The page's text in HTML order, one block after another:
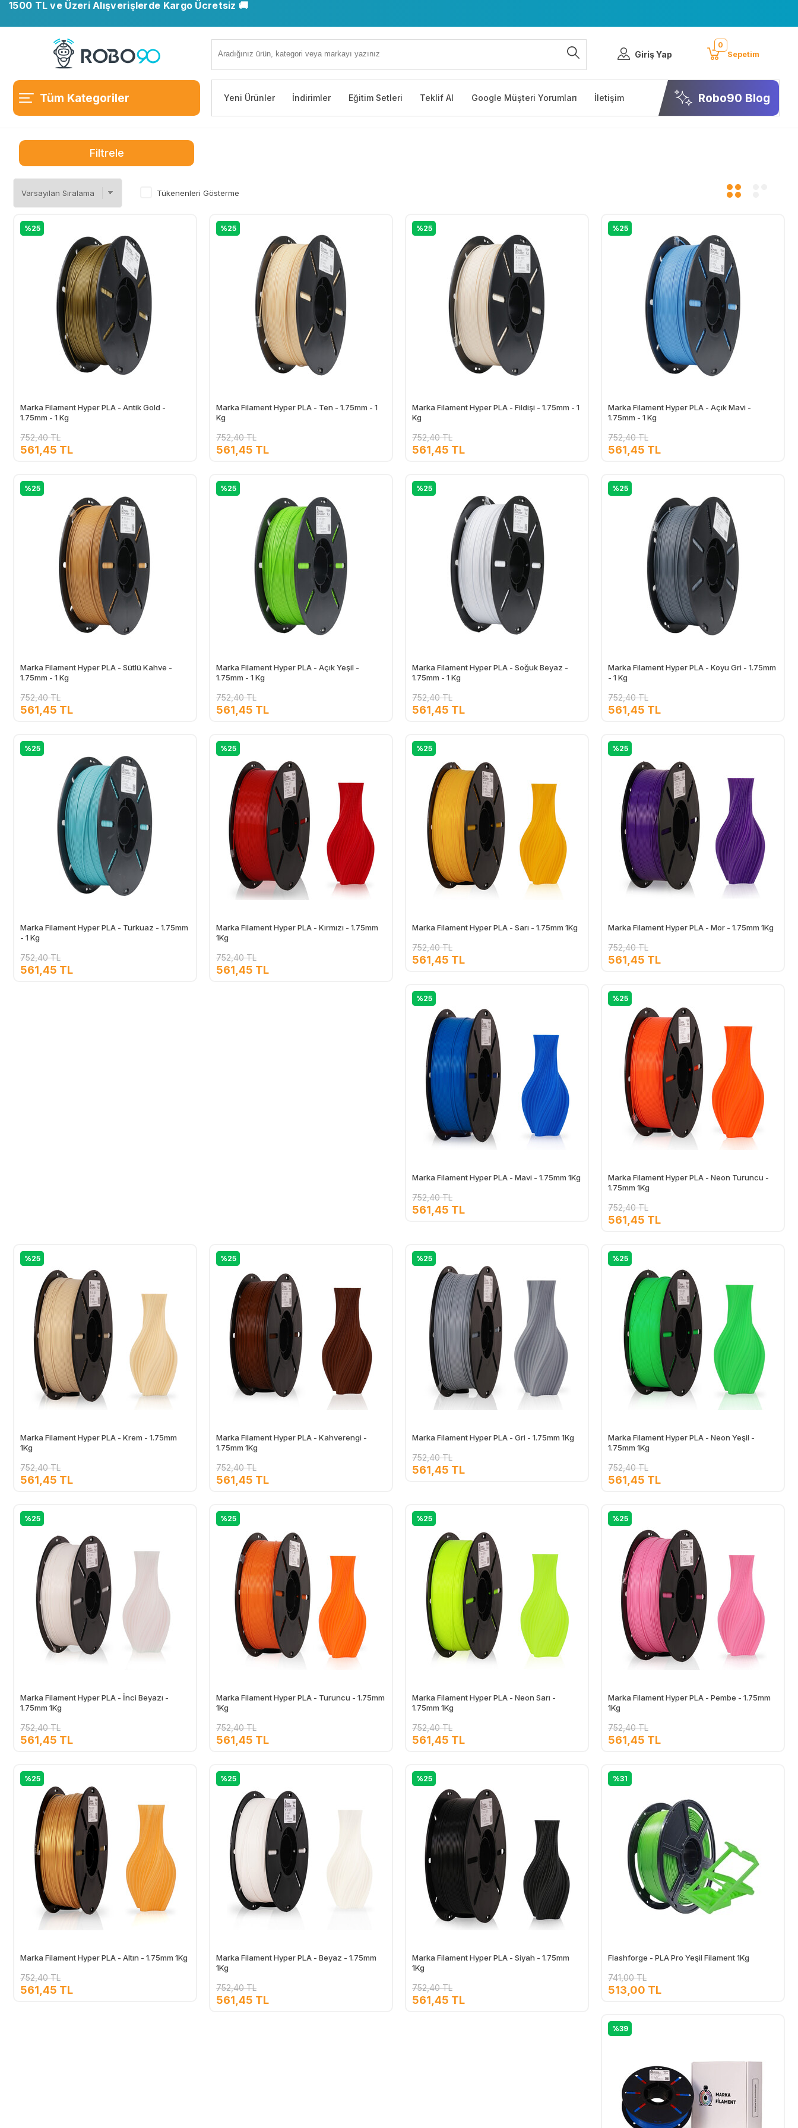
1500 TL ve Üzeri Alışverişlerde Kargo Ücretsiz 🚚
📍 Ofisimiz taşındı. Yeni adresimiz: Ostim OSB, Turan Çiğdem Cd. No: 35 Yenimahalle/Ankara
Giriş Yap
0
Sepetim
Tüm Kategoriler Yeni Ürünler İndirimler Eğitim Setleri Teklif Al Google Müşteri Yorumları İletişim Robo90 Blog
Filtrele
Tükenenleri Gösterme
%25
Marka Filament Hyper PLA - Antik Gold -
1.75mm - 1 Kg
752,40 TL
561,45 TL
%25
Marka Filament Hyper PLA - Ten - 1.75mm - 1
Kg
752,40 TL
561,45 TL
%25
Marka Filament Hyper PLA - Fildişi - 1.75mm - 1
Kg
752,40 TL
561,45 TL
%25
Marka Filament Hyper PLA - Açık Mavi -
1.75mm - 1 Kg
752,40 TL
561,45 TL
%25
Marka Filament Hyper PLA - Sütlü Kahve -
1.75mm - 1 Kg
752,40 TL
561,45 TL
%25
Marka Filament Hyper PLA - Açık Yeşil -
1.75mm - 1 Kg
752,40 TL
561,45 TL
%25
Marka Filament Hyper PLA - Soğuk Beyaz -
1.75mm - 1 Kg
752,40 TL
561,45 TL
%25
Marka Filament Hyper PLA - Koyu Gri - 1.75mm
- 1 Kg
752,40 TL
561,45 TL
%25
Marka Filament Hyper PLA - Turkuaz - 1.75mm
- 1 Kg
752,40 TL
561,45 TL
%25
Marka Filament Hyper PLA - Kırmızı - 1.75mm
1Kg
752,40 TL
561,45 TL
%25
Marka Filament Hyper PLA - Sarı - 1.75mm 1Kg
752,40 TL
561,45 TL
%25
Marka Filament Hyper PLA - Mor - 1.75mm 1Kg
752,40 TL
561,45 TL
%25
Marka Filament Hyper PLA - Mavi - 1.75mm 1Kg
752,40 TL
561,45 TL
%25
Marka Filament Hyper PLA - Neon Turuncu -
1.75mm 1Kg
752,40 TL
561,45 TL
%25
Marka Filament Hyper PLA - Krem - 1.75mm
1Kg
752,40 TL
561,45 TL
%25
Marka Filament Hyper PLA - Kahverengi -
1.75mm 1Kg
752,40 TL
561,45 TL
%25
Marka Filament Hyper PLA - Gri - 1.75mm 1Kg
752,40 TL
561,45 TL
%25
Marka Filament Hyper PLA - Neon Yeşil -
1.75mm 1Kg
752,40 TL
561,45 TL
%25
Marka Filament Hyper PLA - İnci Beyazı -
1.75mm 1Kg
752,40 TL
561,45 TL
%25
Marka Filament Hyper PLA - Turuncu - 1.75mm
1Kg
752,40 TL
561,45 TL
%25
Marka Filament Hyper PLA - Neon Sarı -
1.75mm 1Kg
752,40 TL
561,45 TL
%25
Marka Filament Hyper PLA - Pembe - 1.75mm
1Kg
752,40 TL
561,45 TL
%25
Marka Filament Hyper PLA - Altın - 1.75mm 1Kg
752,40 TL
561,45 TL
%25
Marka Filament Hyper PLA - Beyaz - 1.75mm
1Kg
752,40 TL
561,45 TL
%25
Marka Filament Hyper PLA - Siyah - 1.75mm
1Kg
752,40 TL
561,45 TL
%31
Flashforge - PLA Pro Yeşil Filament 1Kg
741,00 TL
513,00 TL
%39